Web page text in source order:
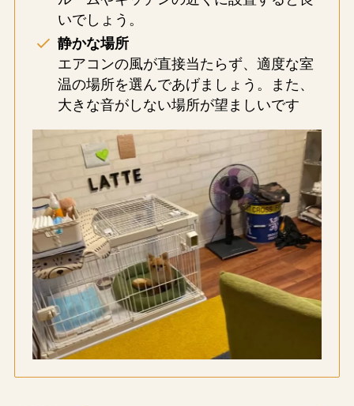
いでしょう。
静かな場所
エアコンの風が直接当たらず、適度な室
温の場所を選んであげましょう。また、
大きな音がしない場所が望ましいです​